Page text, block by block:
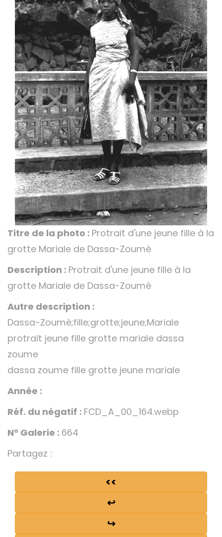
Titre de la photo : Protrait d'une jeune fille à la
grotte Mariale de Dassa-Zoumè
Description : Protrait d'une jeune fille à la
grotte Mariale de Dassa-Zoumè
Autre description :
Dassa-Zoumè;fille;grotte;jeune;Mariale
protrait jeune fille grotte mariale dassa
zoume
dassa zoume fille grotte jeune mariale
Année :
Réf. du négatif : FCD_A_00_164.webp
N° Galerie : 664
Partagez :
<<
↩
↪